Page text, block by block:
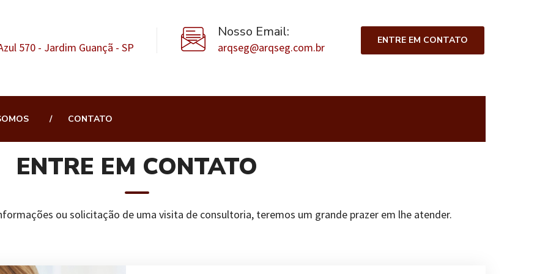
570 - Jardim Guançã - SP
Nosso Email:
arqseg@arqseg.com.br
ENTRE EM CONTATO
CONTATO
ENTRE EM CONTATO
ou solicitação de uma visita de consultoria, teremos um grande prazer em lhe atender.